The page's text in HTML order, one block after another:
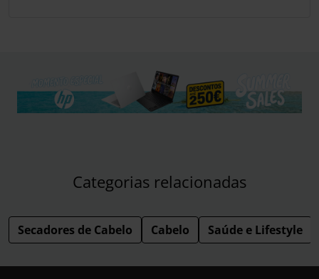
Categorias relacionadas
Secadores de Cabelo Cabelo Saúde e Lifestyle